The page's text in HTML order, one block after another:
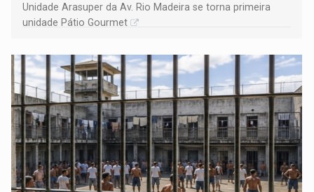
Unidade Arasuper da Av. Rio Madeira se torna primeira
unidade Pátio Gourmet